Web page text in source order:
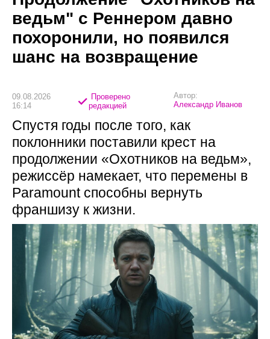
ведьм" с Реннером давно
похоронили, но появился
шанс на возвращение
09.08.2026
16:14
Проверено
редакцией
Автор:
Александр Иванов
Спустя годы после того, как
поклонники поставили крест на
продолжении «Охотников на ведьм»,
режиссёр намекает, что перемены в
Paramount способны вернуть
франшизу к жизни.